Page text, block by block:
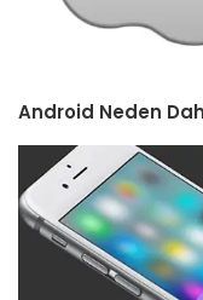
Android Neden